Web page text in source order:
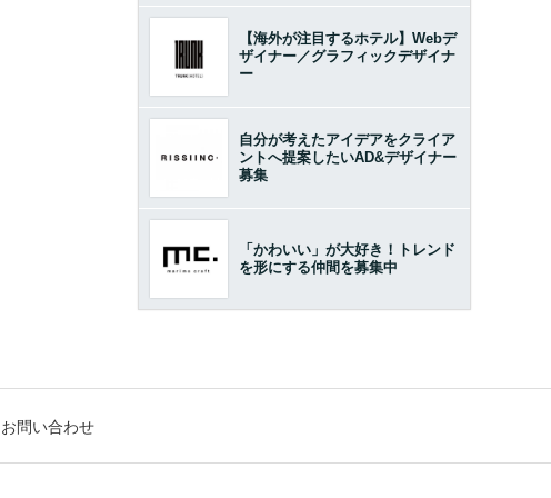
【海外が注目するホテル】Webデ
ザイナー／グラフィックデザイナ
ー
自分が考えたアイデアをクライア
ントへ提案したいAD&デザイナー
募集
「かわいい」が大好き！トレンド
を形にする仲間を募集中
お問い合わせ